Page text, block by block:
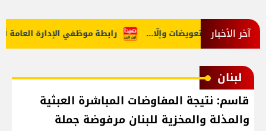
آخر الأخبار رابطة موظفي الإدارة العامة في هرمز: تعويضات وإلّا...
لبنان
قاسم: نتيجة المفاوضات المباشرة العبثية
والمذلة والمخزية للبنان مرفوضة جملة